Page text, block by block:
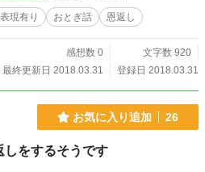
現有り おとぎ話 恩返し
感想数 0
文字数 920
最終更新日 2018.03.31
登録日 2018.03.31
お気に入り追加 26
しをするそうです